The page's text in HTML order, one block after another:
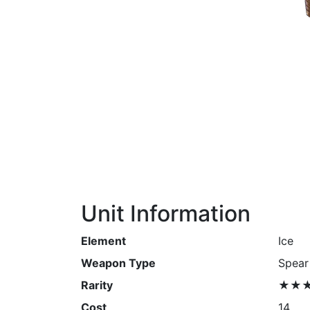
Unit Information
Element
Ice
Weapon Type
Spear
Rarity
Cost
14